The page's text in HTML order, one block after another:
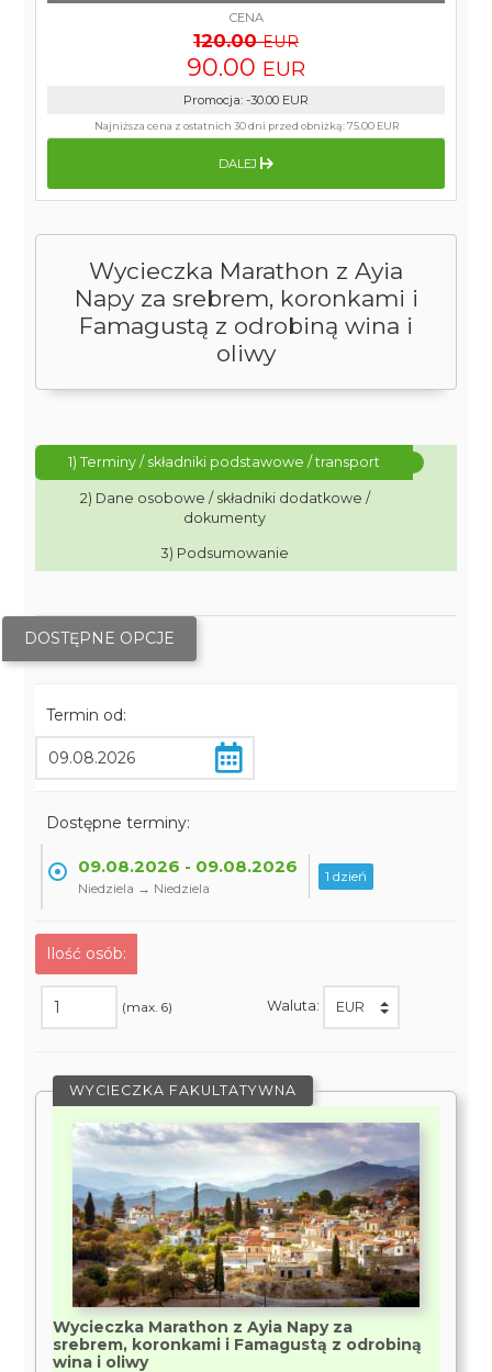
Wycieczka Marathon z Ayia
Napy za srebrem, koronkami i
Famagustą z odrobiną wina i
oliwy
1) Terminy / składniki podstawowe / transport
2) Dane osobowe / składniki dodatkowe /
dokumenty
3) Podsumowanie
DOSTĘPNE OPCJE
Termin od:
Dostępne terminy:
09.08.2026 - 09.08.2026
Niedziela → Niedziela
1 dzień
Ilość osób:
(max. 6) Waluta:
WYCIECZKA FAKULTATYWNA
Wycieczka Marathon z Ayia Napy za
srebrem, koronkami i Famagustą z odrobiną
wina i oliwy
CENA
120.00 EUR
90.00 EUR
Promocja: -30.00 EUR
Najniższa cena z ostatnich 30 dni przed obniżką:75.00 EUR
DALEJ